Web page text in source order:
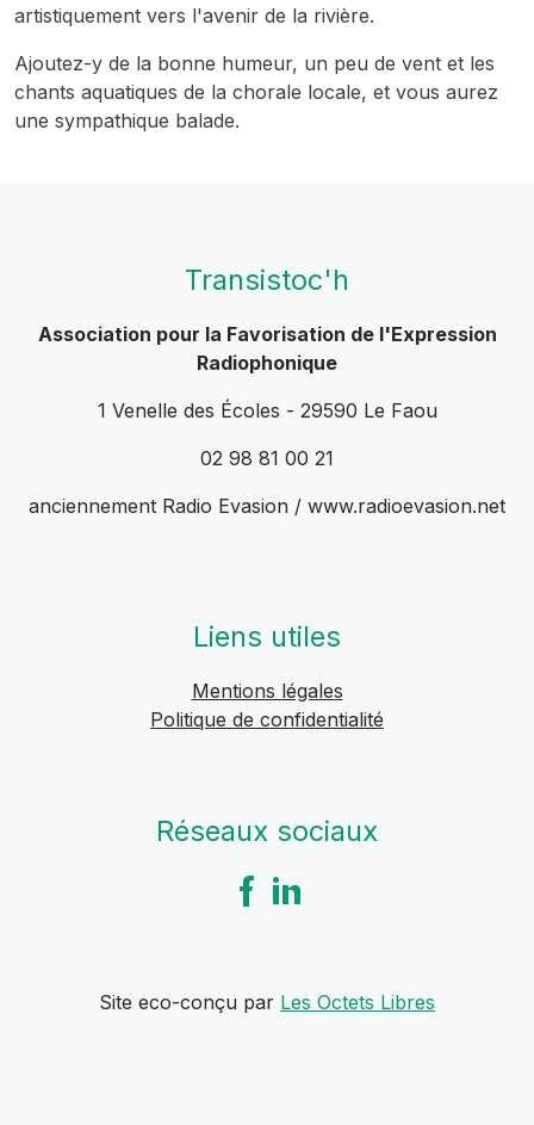
artistiquement vers l'avenir de la rivière.
Ajoutez-y de la bonne humeur, un peu de vent et les
chants aquatiques de la chorale locale, et vous aurez
une sympathique balade.
Transistoc'h
Association pour la Favorisation de l'Expression
Radiophonique
1 Venelle des Écoles - 29590 Le Faou
02 98 81 00 21
anciennement Radio Evasion / www.radioevasion.net
Liens utiles
Mentions légales
Politique de confidentialité
Réseaux sociaux
Site eco-conçu par Les Octets Libres